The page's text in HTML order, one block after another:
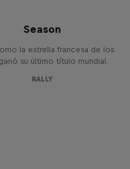
Season
la estrella francesa de los
su último título mundial.
RALLY